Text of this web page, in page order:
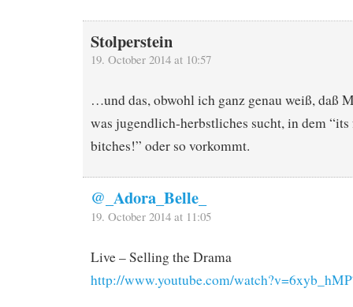
Stolperstein
19. October 2014 at 10:57
…und das, obwohl ich ganz genau weiß, daß
was jugendlich-herbstliches sucht, in dem
bitches!” oder so vorkommt.
@_Adora_Belle_
19. October 2014 at 11:05
Live – Selling the Drama
http://www.youtube.com/